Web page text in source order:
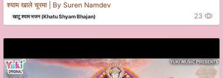
श्याम खाले चूरमा | By Suren Namdev
खाटू श्याम भजन (Khatu Shyam Bhajan) 23